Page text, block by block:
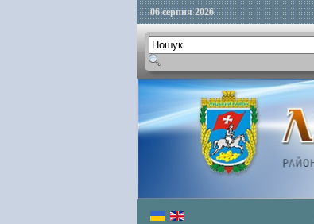
06 серпня 2026